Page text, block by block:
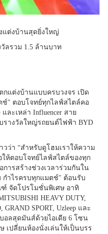
แต่งบ้านสุดยิ่งใหญ่
ลรวม 1.5 ล้านบาท
แต่งบ้านแบบครบวงจร เปิด
ช์" ตอบโจทย์ทุกไลฟ์สไตล์คอ
ะเหล่า Influencer สาย
รางวัลใหญ่รถยนต์ไฟฟ้า BYD
ว่า “สำหรับดูโฮมเราให้ความ
ให้ตอบโจทย์ไลฟ์สไตล์ของทุก
การสร้างช่วงเวลาร่วมกันใน
กำไรครบทุกแมตช์" ต้อนรับ
จัดโปรโมชั่นพิเศษ อาทิ
HEAVY DUTY,
SPORT, Uzleep และ
บอลสุดมันส์ด้วยไอเดีย 6 โซน
เปลี่ยนห้องนั่งเล่นให้เป็นบรร